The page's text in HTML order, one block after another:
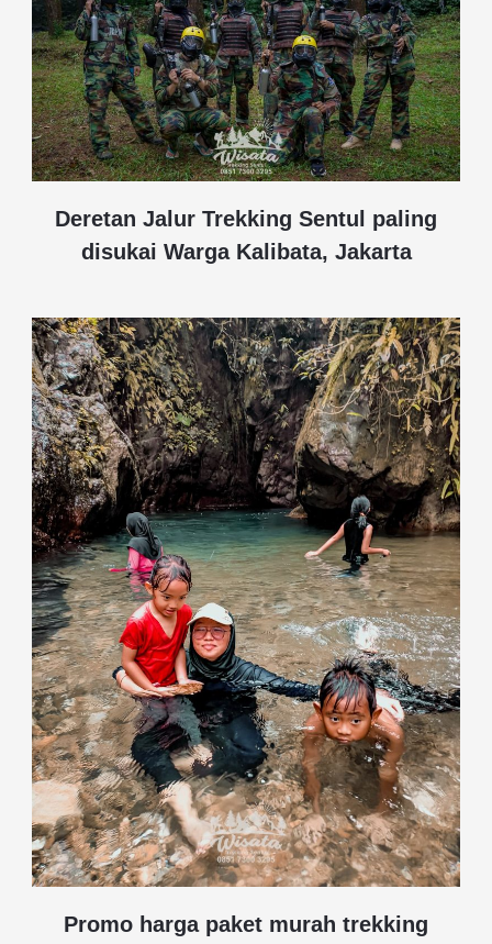
Deretan Jalur Trekking Sentul paling
disukai Warga Kalibata, Jakarta
Promo harga paket murah trekking